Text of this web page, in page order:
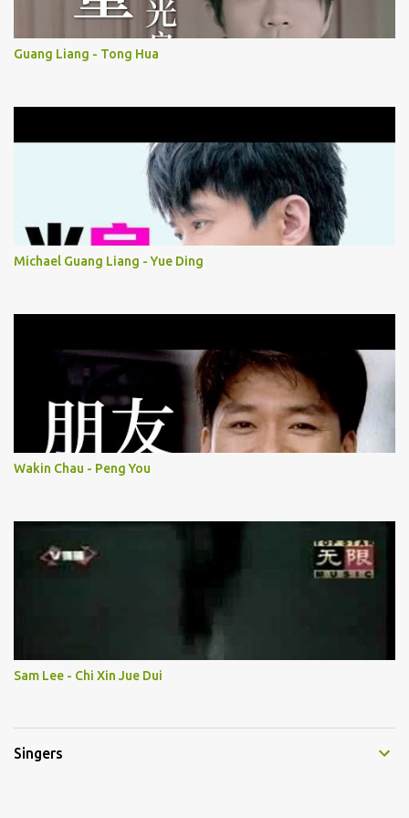
Guang Liang - Tong Hua
Michael Guang Liang - Yue Ding
Wakin Chau - Peng You
Sam Lee - Chi Xin Jue Dui
Singers